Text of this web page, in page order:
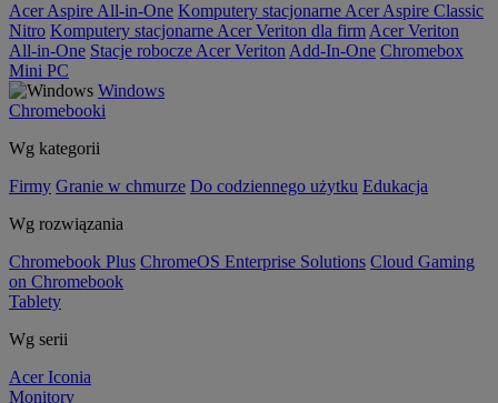
Acer Aspire All-in-One Komputery stacjonarne Acer Aspire Classic
Nitro Komputery stacjonarne Acer Veriton dla firm Acer Veriton
All-in-One Stacje robocze Acer Veriton Add-In-One Chromebox
Mini PC
Windows
Chromebooki
Wg kategorii
Firmy Granie w chmurze Do codziennego użytku Edukacja
Wg rozwiązania
Chromebook Plus ChromeOS Enterprise Solutions Cloud Gaming
on Chromebook
Tablety
Wg serii
Acer Iconia
Monitory